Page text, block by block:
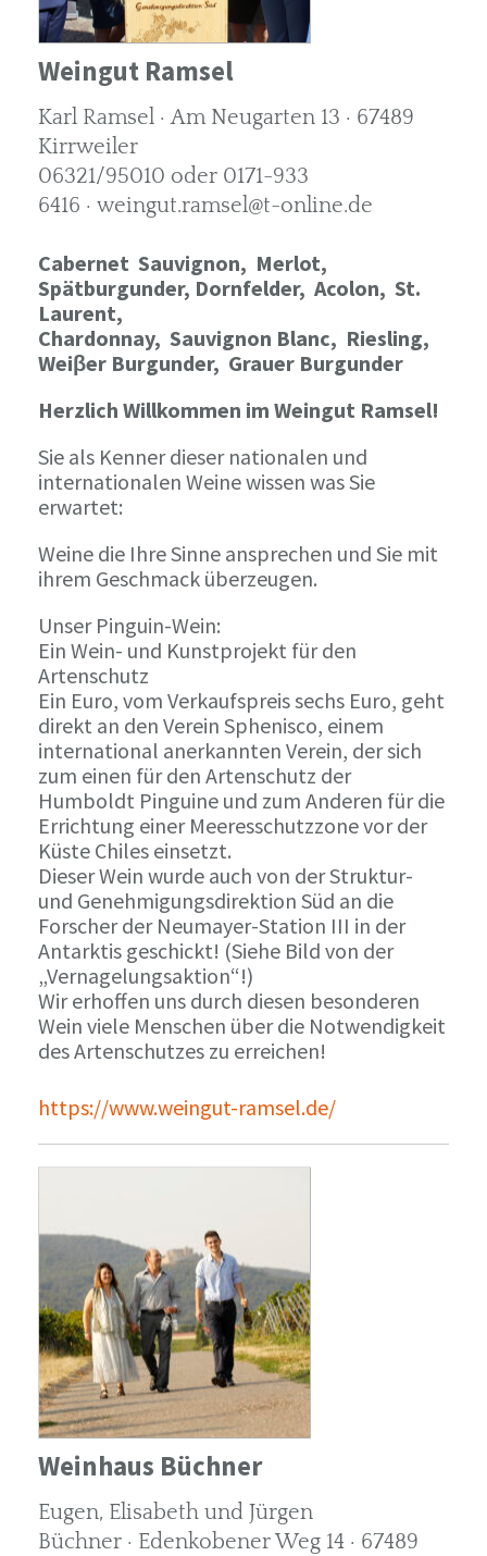
Weingut Ramsel
Karl Ramsel · Am Neugarten 13 · 67489
Kirrweiler
06321/95010 oder 0171-933
6416 · weingut.ramsel@t-online.de
Cabernet Sauvignon, Merlot,
Spätburgunder, Dornfelder, Acolon, St.
Laurent,
Chardonnay, Sauvignon Blanc, Riesling,
Weiβer Burgunder, Grauer Burgunder
Herzlich Willkommen im Weingut Ramsel!
Sie als Kenner dieser nationalen und
internationalen Weine wissen was Sie
erwartet:
Weine die Ihre Sinne ansprechen und Sie mit
ihrem Geschmack überzeugen.
Unser Pinguin-Wein:
Ein Wein- und Kunstprojekt für den
Artenschutz
Ein Euro, vom Verkaufspreis sechs Euro, geht
direkt an den Verein Sphenisco, einem
international anerkannten Verein, der sich
zum einen für den Artenschutz der
Humboldt Pinguine und zum Anderen für die
Errichtung einer Meeresschutzzone vor der
Küste Chiles einsetzt.
Dieser Wein wurde auch von der Struktur-
und Genehmigungsdirektion Süd an die
Forscher der Neumayer-Station III in der
Antarktis geschickt! (Siehe Bild von der
„Vernagelungsaktion“!)
Wir erhoffen uns durch diesen besonderen
Wein viele Menschen über die Notwendigkeit
des Artenschutzes zu erreichen!
https://www.weingut-ramsel.de/
Weinhaus Büchner
Eugen, Elisabeth und Jürgen
Büchner · Edenkobener Weg 14 · 67489